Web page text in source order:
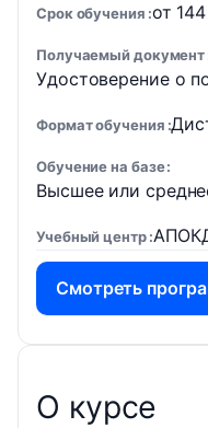
Срок обучения от
Получаемый документ
Удостоверение о
Формат обучения
Обучение на базе
Высшее или
Учебный центр
Смотреть
О курсе